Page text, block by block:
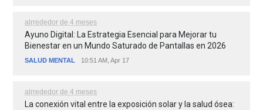
alrrededor de 4 meses
Ayuno Digital: La Estrategia Esencial para Mejorar tu
Bienestar en un Mundo Saturado de Pantallas en 2026
SALUD MENTAL 10:51 AM, Apr 17
alrrededor de 4 meses
La conexión vital entre la exposición solar y la salud ósea: